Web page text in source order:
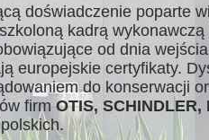
doświadczenie poparte
kadrą
od dnia
europejskie certyfikaty.
do konserwacji
firmOTIS, SCHINDLER,